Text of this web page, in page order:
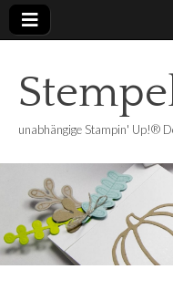
unabhängige Stampin' Up!®